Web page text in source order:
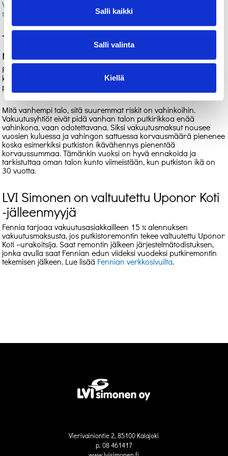
Salli kaikki
Salli valinta
Kiellä
Voit ladata kotitalousvähennyksen lomakkeen Verohallinnon
sivuilta
Tiesitkö, että voit säästää
remontoimalla?
Riskistä rokotetaan – huollosta helpotetaan. Remontin jälkeen
kannattaa päivittää vakuutusturva, sillä esimerkiksi
putkistoremontti alentaa vakuutusmaksua.
Mitä vanhempi talo, sitä suuremmat riskit on vahinkoihin.
Vakuutusyhtiöt eivät pidä vanhan talon putkirikkoa enää
vahinkona, vaan odotettavana. Siksi vakuutusmaksut nousee
vuosien kuluessa ja vahingon sattuessa korvausmäärä pienenee
koska esimerkiksi putkiston ikävähennys pienentää
korvaussummaa. Tämänkin vuoksi on hyvä ennakoida ja
tarkistuttaa oman talon kunto viimeistään, kun putkiston ikä on
30 vuotta.
LVI Simonen on valtuutettu Uponor Koti
-jälleenmyyjä
Fennia tarjoaa vakuutusasiakkailleen 15 % alennuksen
vakuutusmaksusta, jos putkistoremontin tekee valtuutettu Uponor
Koti –urakoitsija. Saat remontin jälkeen järjestelmätodistuksen,
jonka avulla saat Fennian edun viideksi vuodeksi putkiremontin
tekemisen jälkeen. Lue lisää Fennian verkkosivuilta.
Vierivainiontie 2, 85100 Kalajoki
p. 08 461417